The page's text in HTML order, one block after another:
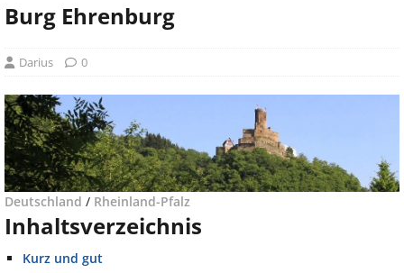
Burg Ehrenburg
Darius 0
Deutschland / Rheinland-Pfalz
Inhaltsverzeichnis
Kurz und gut